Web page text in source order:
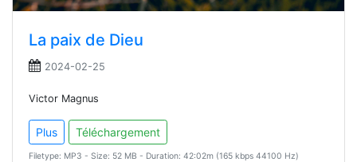
La paix de Dieu
2024-02-25
Victor Magnus
Plus Téléchargement
Filetype: MP3 - Size: 52 MB - Duration: 42:02m (165 kbps 44100 Hz)